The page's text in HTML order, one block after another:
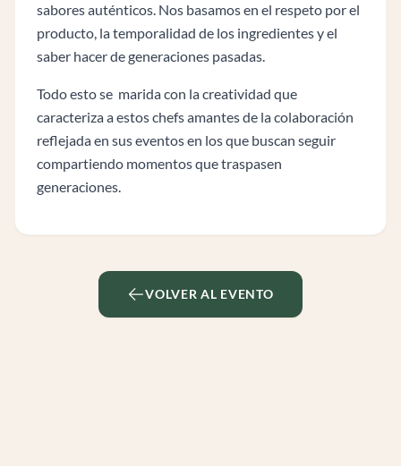
sabores auténticos. Nos basamos en el respeto por el
producto, la temporalidad de los ingredientes y el
saber hacer de generaciones pasadas.
Todo esto se marida con la creatividad que
caracteriza a estos chefs amantes de la colaboración
reflejada en sus eventos en los que buscan seguir
compartiendo momentos que traspasen
generaciones.
VOLVER AL EVENTO